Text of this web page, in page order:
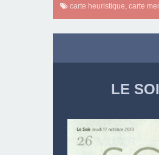
carte heuristique, carte
LE